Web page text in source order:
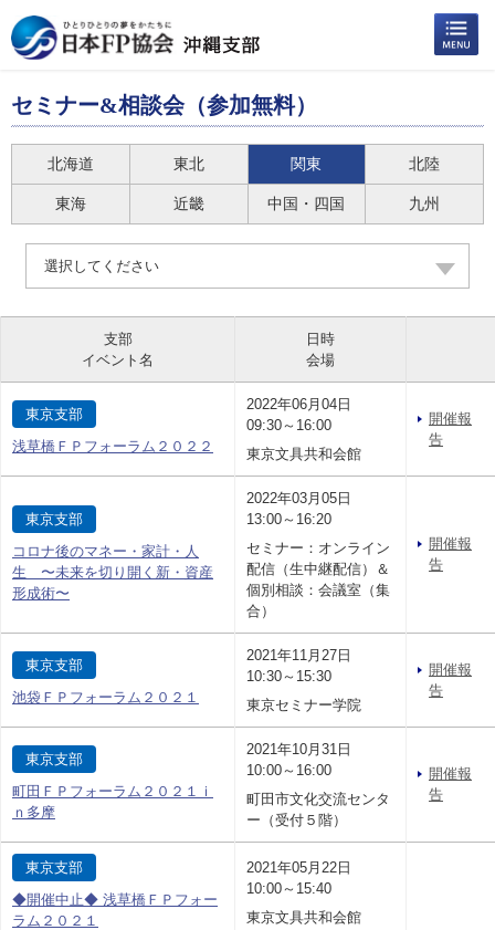
セミナー&相談会（参加無料）
北海道 東北 関東 北陸
東海 近畿 中国・四国 九州
選択してください
支部
イベント名
日時
会場
東京支部
浅草橋ＦＰフォーラム２０２２
2022年06月04日
09:30～16:00
東京文具共和会館
開催報
告
東京支部
コロナ後のマネー・家計・人
生 〜未来を切り開く新・資産
形成術〜
2022年03月05日
13:00～16:20
セミナー：オンライン
配信（生中継配信）＆
個別相談：会議室（集
合）
開催報
告
東京支部
池袋ＦＰフォーラム２０２１
2021年11月27日
10:30～15:30
東京セミナー学院
開催報
告
東京支部
町田ＦＰフォーラム２０２１ｉ
ｎ多摩
2021年10月31日
10:00～16:00
町田市文化交流センタ
ー（受付５階）
開催報
告
東京支部
◆開催中止◆ 浅草橋ＦＰフォー
ラム２０２１
2021年05月22日
10:00～15:40
東京文具共和会館